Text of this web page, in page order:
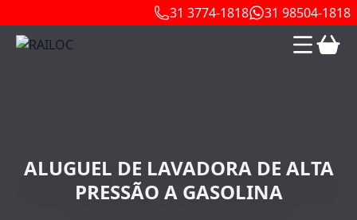
31 3774-1818 31 98504-1818
ALUGUEL DE LAVADORA DE ALTA
PRESSÃO A GASOLINA